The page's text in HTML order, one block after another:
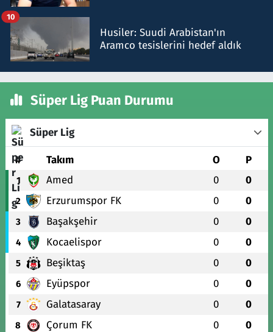
Husiler: Suudi Arabistan'ın
Aramco tesislerini hedef aldık
10
Süper Lig Puan Durumu
Süper Lig
# Takım O P
1 Amed 0 0
2 Erzurumspor FK 0 0
3 Başakşehir 0 0
4 Kocaelispor 0 0
5 Beşiktaş 0 0
6 Eyüpspor 0 0
7 Galatasaray 0 0
8 Çorum FK 0 0